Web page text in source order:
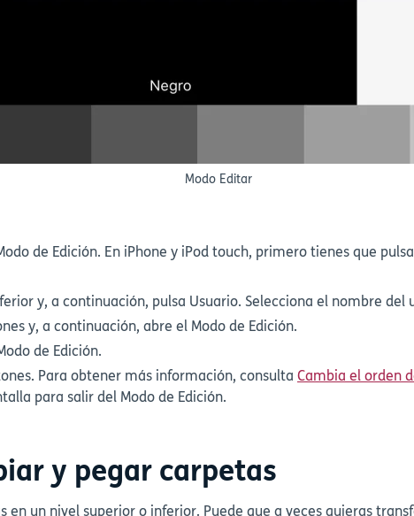
Modo Editar
de Edición. En iPhone y iPod touch, primero tienes que
y, a continuación, pulsa Usuario. Selecciona el nombre del
y, a continuación, abre el Modo de Edición.
de Edición.
Para obtener más información, consulta Cambia el orden
para salir del Modo de Edición.
y pegar carpetas
en un nivel superior o inferior. Puede que a veces quieras